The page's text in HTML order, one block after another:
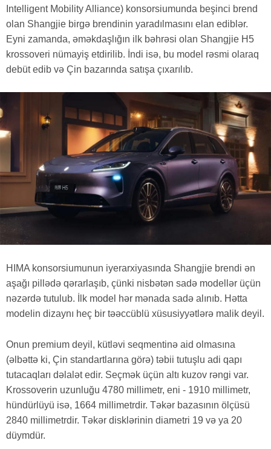
Intelligent Mobility Alliance) konsorsiumunda beşinci brend
olan Shangjie birgə brendinin yaradılmasını elan ediblər.
Eyni zamanda, əməkdaşlığın ilk bəhrəsi olan Shangjie H5
krossoveri nümayiş etdirilib. İndi isə, bu model rəsmi olaraq
debüt edib və Çin bazarında satışa çıxarılıb.
HIMA konsorsiumunun iyerarxiyasında Shangjie brendi ən
aşağı pillədə qərarlaşıb, çünki nisbətən sadə modellər üçün
nəzərdə tutulub. İlk model hər mənada sadə alınıb. Hətta
modelin dizaynı heç bir təəccüblü xüsusiyyətlərə malik deyil.
Onun premium deyil, kütləvi seqmentinə aid olmasına
(əlbəttə ki, Çin standartlarına görə) təbii tutuşlu adi qapı
tutacaqları dəlalət edir. Seçmək üçün altı kuzov rəngi var.
Krossoverin uzunluğu 4780 millimetr, eni - 1910 millimetr,
hündürlüyü isə, 1664 millimetrdir. Təkər bazasının ölçüsü
2840 millimetrdir. Təkər disklərinin diametri 19 və ya 20
düymdür.